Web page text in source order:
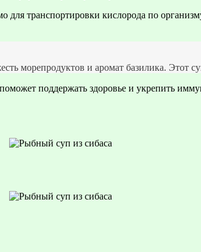
транспортировки кислорода по
морепродуктов и аромат базилика. Этот
поддержать здоровье и укрепить